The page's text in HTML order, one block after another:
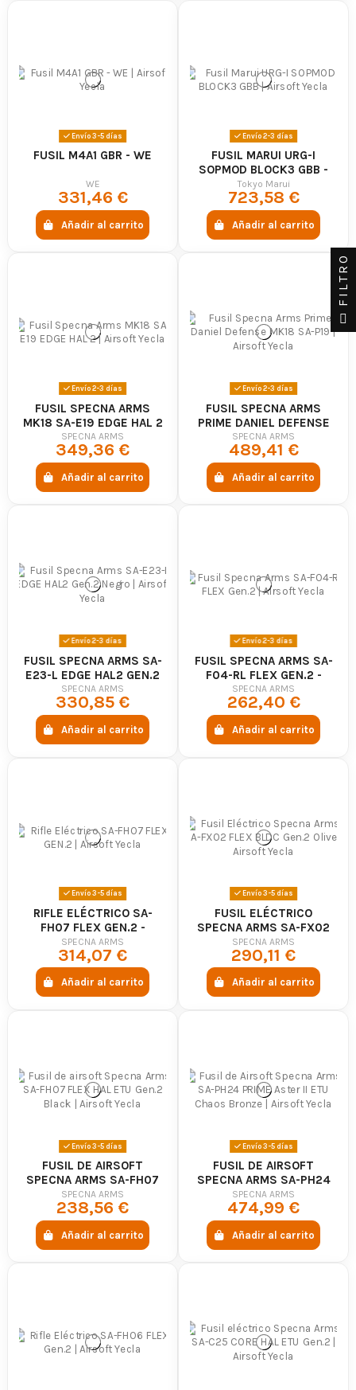
Envío 3-5 días
FUSIL M4A1 GBR - WE
WE
331,46 €
Añadir al carrito
Envío 2-3 días
FUSIL MARUI URG-I
SOPMOD BLOCK3 GBB -
MARUI
Tokyo Marui
723,58 €
Añadir al carrito
Envío 2-3 días
FUSIL SPECNA ARMS
MK18 SA-E19 EDGE HAL 2
- SPECNA ARMS
SPECNA ARMS
349,36 €
Añadir al carrito
Envío 2-3 días
FUSIL SPECNA ARMS
PRIME DANIEL DEFENSE
MK18 SA-P19 - SPECNA
ARMS
SPECNA ARMS
489,41 €
Añadir al carrito
Envío 2-3 días
FUSIL SPECNA ARMS SA-
E23-L EDGE HAL2 GEN.2
NEGRO
SPECNA ARMS
330,85 €
Añadir al carrito
Envío 2-3 días
FUSIL SPECNA ARMS SA-
F04-RL FLEX GEN.2 -
SPECNA ARMS
SPECNA ARMS
262,40 €
Añadir al carrito
Envío 3-5 días
RIFLE ELÉCTRICO SA-
FH07 FLEX GEN.2 -
SPECNA ARMS
SPECNA ARMS
314,07 €
Añadir al carrito
Envío 3-5 días
FUSIL ELÉCTRICO
SPECNA ARMS SA-FX02
FLEX BLDC GEN.2 OLIVE
SPECNA ARMS
290,11 €
Añadir al carrito
Envío 3-5 días
FUSIL DE AIRSOFT
SPECNA ARMS SA-FH07
FLEX HAL ETU GEN.2
BLACK
SPECNA ARMS
238,56 €
Añadir al carrito
Envío 3-5 días
FUSIL DE AIRSOFT
SPECNA ARMS SA-PH24
PRIME ASTER II ETU
CHAOS BRONZE
SPECNA ARMS
474,99 €
Añadir al carrito
FILTRO